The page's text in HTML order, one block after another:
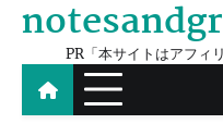
Skip
contentPR「本サイトはアフィ